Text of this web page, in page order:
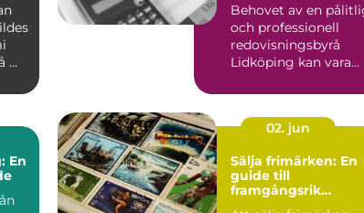
...
Behovet av en
och professionell
redovisningsbyrå
Lidköping kan vara
En
02. jun
Sälja frimärken: En
guide till
framgångsrik